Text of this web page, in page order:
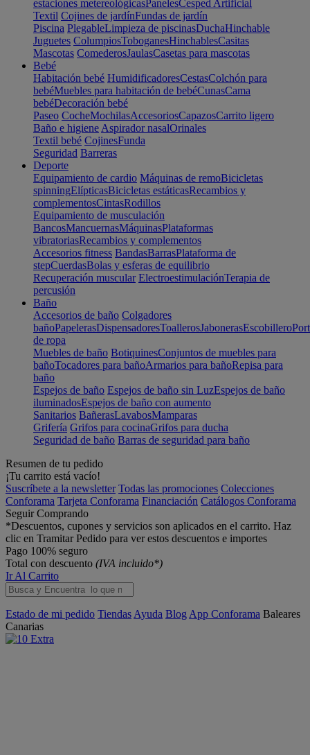
estaciones metereológicasPanelesCesped Artificial
Textil Cojines de jardínFundas de jardín
Piscina PlegableLimpieza de piscinasDuchaHinchable
Juguetes ColumpiosToboganesHinchablesCasitas
Mascotas ComederosJaulasCasetas para mascotas
Bebé
Habitación bebé HumidificadoresCestasColchón para
bebéMuebles para habitación de bebéCunasCama
bebéDecoración bebé
Paseo CocheMochilasAccesoriosCapazosCarrito ligero
Baño e higiene Aspirador nasalOrinales
Textil bebé CojinesFunda
Seguridad Barreras
Deporte
Equipamiento de cardio Máquinas de remoBicicletas
spinningElípticasBicicletas estáticasRecambios y
complementosCintasRodillos
Equipamiento de musculación
BancosMancuernasMáquinasPlataformas
vibratoriasRecambios y complementos
Accesorios fitness BandasBarrasPlataforma de
stepCuerdasBolas y esferas de equilibrio
Recuperación muscular ElectroestimulaciónTerapia de
percusión
Baño
Accesorios de baño Colgadores
bañoPapelerasDispensadoresToallerosJabonerasEscobillero
de ropa
Muebles de baño BotiquinesConjuntos de muebles para
bañoTocadores para bañoArmarios para bañoRepisa para
baño
Espejos de baño Espejos de baño sin LuzEspejos de baño
iluminadosEspejos de baño con aumento
Sanitarios BañerasLavabosMamparas
Grifería Grifos para cocinaGrifos para ducha
Seguridad de baño Barras de seguridad para baño
Resumen de tu pedido
¡Tu carrito está vacío!
Suscríbete a la newsletter Todas las promociones Colecciones
Conforama Tarjeta Conforama Financiación Catálogos Conforama
Seguir Comprando
*Descuentos, cupones y servicios son aplicados en el carrito. Haz
clic en Tramitar Pedido para ver estos descuentos e importes
Pago 100% seguro
Total con descuento (IVA incluido*)
Ir Al Carrito
Estado de mi pedido Tiendas Ayuda Blog App Conforama Baleares
Canarias